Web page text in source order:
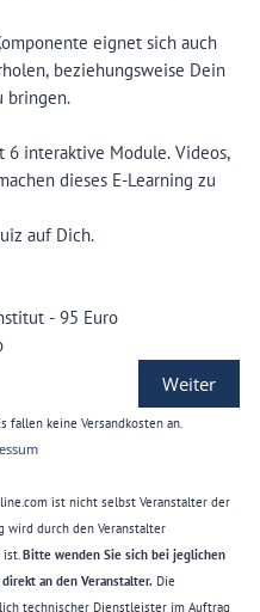
eignet sich auch
beziehungsweise Dein
bringen.
6 interaktive Module. Videos,
dieses E-Learning zu
auf Dich.
- 95 Euro
Weiter
fallen keine Versandkosten an.
ist nicht selbst Veranstalter der
wird durch den Veranstalter
Bitte wenden Sie sich bei jeglichen
an den Veranstalter. Die
technischer Dienstleister im Auftrag